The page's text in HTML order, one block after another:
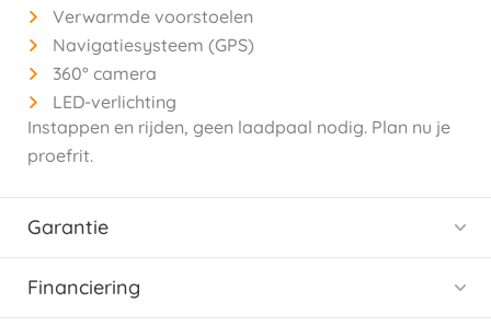
Verwarmde voorstoelen
Navigatiesysteem (GPS)
360° camera
LED-verlichting
Instappen en rijden, geen laadpaal nodig. Plan nu je
proefrit.
Garantie
Financiering